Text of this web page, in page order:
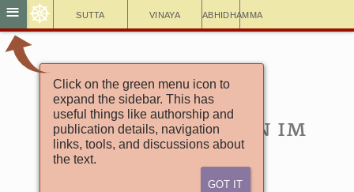
Sutta Vinaya Abhidhamma
≡ ☸
Click on the green menu icon to
expand the sidebar. This has
useful things like authorship and
publication details, navigation
links, tools, and discussions about
the text.
Got It
Aṅguttara Nikāya
Das Zehner-Buch
98. Wohlbefinden im
Orden